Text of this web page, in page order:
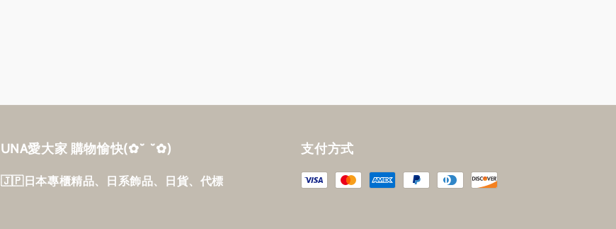
UNA愛大家 購物愉快‎(✿˘ ˘✿)
🇯🇵日本專櫃精品、日系飾品、日貨、代標
支付方式